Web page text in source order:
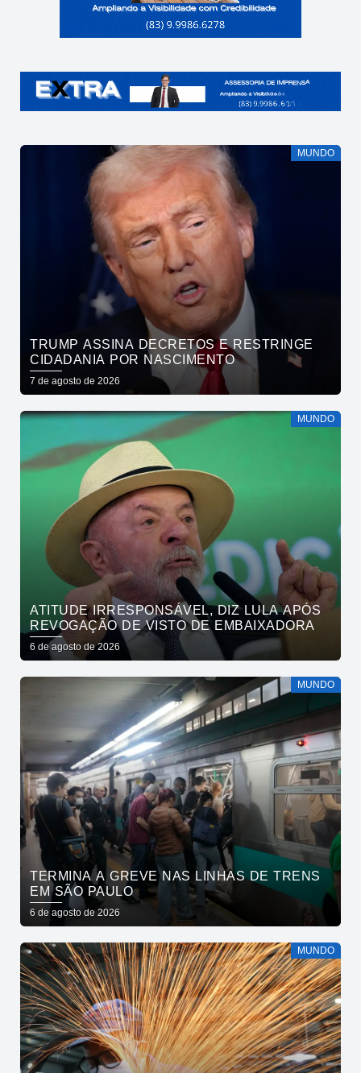
MUNDO
TRUMP ASSINA DECRETOS E RESTRINGE
CIDADANIA POR NASCIMENTO
7 de agosto de 2026
MUNDO
ATITUDE IRRESPONSÁVEL, DIZ LULA APÓS
REVOGAÇÃO DE VISTO DE EMBAIXADORA
6 de agosto de 2026
MUNDO
TERMINA A GREVE NAS LINHAS DE TRENS
EM SÃO PAULO
6 de agosto de 2026
MUNDO